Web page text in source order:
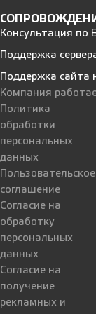
Консультация по
Поддержка
Поддержка сайта
Компания
Политика
обработки
персональных
данных
Пользовательское
соглашение
Согласие на
обработку
персональных
данных
Согласие на
получение
рекламных и